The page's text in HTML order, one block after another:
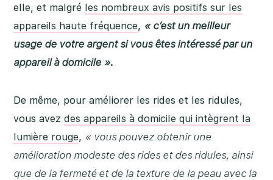
elle, et malgré les nombreux avis positifs sur les
appareils haute fréquence, « c’est un meilleur
usage de votre argent si vous êtes intéressé par un
appareil à domicile ».
De même, pour améliorer les rides et les ridules,
vous avezdes appareils à domicile qui intègrent la
lumière rouge, « vous pouvez obtenir une
amélioration modeste des rides et des ridules, ainsi
que de la fermeté et de la texture de la peau avec la